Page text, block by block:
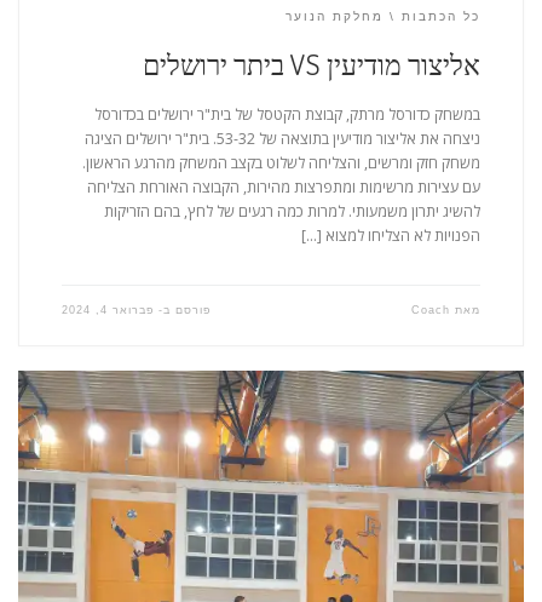
כל הכתבות מחלקת הנוער
אליצור מודיעין VS ביתר ירושלים
במשחק כדורסל מרתק, קבוצת הקטסל של בית"ר ירושלים בכדורסל
ניצחה את אליצור מודיעין בתוצאה של 53-32. בית"ר ירושלים הציגה
משחק חזק ומרשים, והצליחה לשלוט בקצב המשחק מהרגע הראשון.
עם עצירות מרשימות ומתפרצות מהירות, הקבוצה האורחת הצליחה
להשיג יתרון משמעותי. למרות כמה רגעים של לחץ, בהם הזריקות
הפנויות לא הצליחו למצוא […]
מאת Coach פורסם ב- פברואר 4, 2024